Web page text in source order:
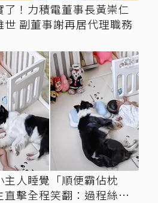
了！力積電董事長黃崇仁
世 副董事謝再居代理職務
主人睡覺「順便霸佔枕
直擊全程笑翻：過程絲滑